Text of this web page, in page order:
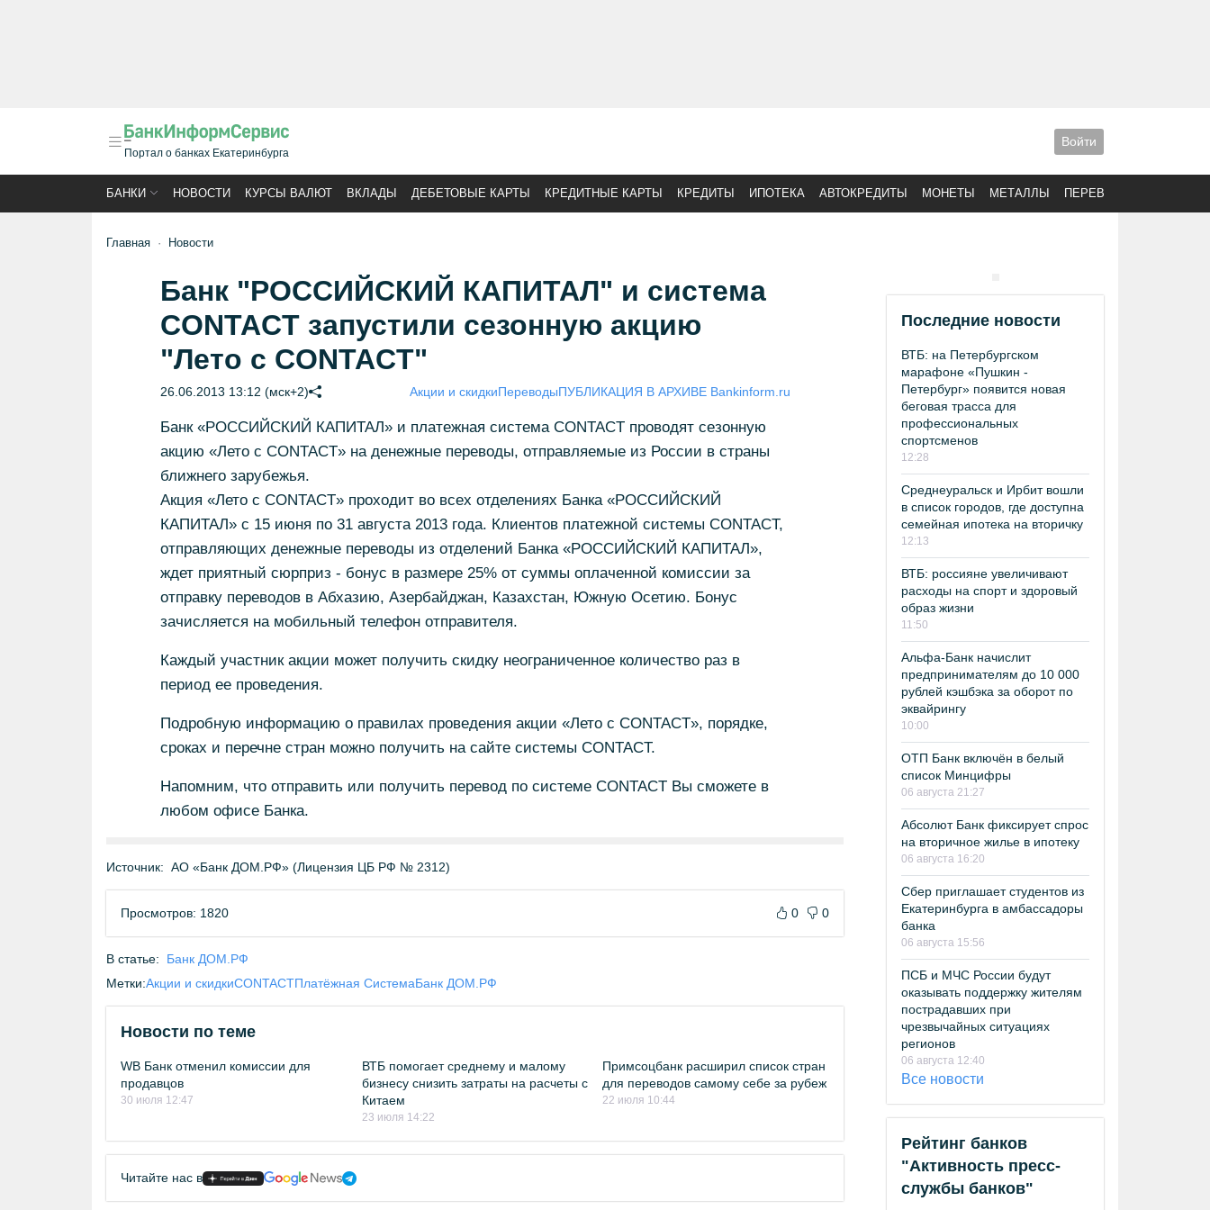
Портал о банках Екатеринбурга
Войти
БАНКИ НОВОСТИ КУРСЫ ВАЛЮТ ВКЛАДЫ ДЕБЕТОВЫЕ КАРТЫ КРЕДИТНЫЕ КАРТЫ КРЕДИТЫ ИПОТЕКА АВТОКРЕДИТЫ МОНЕТЫ МЕТАЛЛЫ ПЕРЕВОДЫ
Главная Новости
Банк "РОССИЙСКИЙ КАПИТАЛ" и система
CONTACT запустили сезонную акцию
"Лето с CONTACT"
26.06.2013 13:12 (мск+2) Акции и скидкиПереводыПУБЛИКАЦИЯ В АРХИВЕ Bankinform.ru
Банк «РОССИЙСКИЙ КАПИТАЛ» и платежная система CONTACT проводят сезонную
акцию «Лето с CONTACT» на денежные переводы, отправляемые из России в страны
ближнего зарубежья.
Акция «Лето с CONTACT» проходит во всех отделениях Банка «РОССИЙСКИЙ
КАПИТАЛ» с 15 июня по 31 августа 2013 года. Клиентов платежной системы CONTACT,
отправляющих денежные переводы из отделений Банка «РОССИЙСКИЙ КАПИТАЛ»,
ждет приятный сюрприз - бонус в размере 25% от суммы оплаченной комиссии за
отправку переводов в Абхазию, Азербайджан, Казахстан, Южную Осетию. Бонус
зачисляется на мобильный телефон отправителя.
Каждый участник акции может получить скидку неограниченное количество раз в
период ее проведения.
Подробную информацию о правилах проведения акции «Лето с CONTACT», порядке,
сроках и перечне стран можно получить на сайте системы CONTACT.
Напомним, что отправить или получить перевод по системе CONTACT Вы сможете в
любом офисе Банка.
Источник: АО «Банк ДОМ.РФ» (Лицензия ЦБ РФ № 2312)
Просмотров: 1820 0 0
В статье:
Банк ДОМ.РФ
Метки:Акции и скидкиCONTACTПлатёжная СистемаБанк ДОМ.РФ
Новости по теме
WB Банк отменил комиссии для
продавцов
30 июля 12:47
ВТБ помогает среднему и малому
бизнесу снизить затраты на расчеты с
Китаем
23 июля 14:22
Примсоцбанк расширил список стран
для переводов самому себе за рубеж
22 июля 10:44
Читайте нас в
Последние новости
ВТБ: на Петербургском
марафоне «Пушкин -
Петербург» появится новая
беговая трасса для
профессиональных
спортсменов
12:28
Среднеуральск и Ирбит вошли
в список городов, где доступна
семейная ипотека на вторичку
12:13
ВТБ: россияне увеличивают
расходы на спорт и здоровый
образ жизни
11:50
Альфа-Банк начислит
предпринимателям до 10 000
рублей кэшбэка за оборот по
эквайрингу
10:00
ОТП Банк включён в белый
список Минцифры
06 августа 21:27
Абсолют Банк фиксирует спрос
на вторичное жилье в ипотеку
06 августа 16:20
Сбер приглашает студентов из
Екатеринбурга в амбассадоры
банка
06 августа 15:56
ПСБ и МЧС России будут
оказывать поддержку жителям
пострадавших при
чрезвычайных ситуациях
регионов
06 августа 12:40
Все новости
Рейтинг банков
"Активность пресс-
службы банков"